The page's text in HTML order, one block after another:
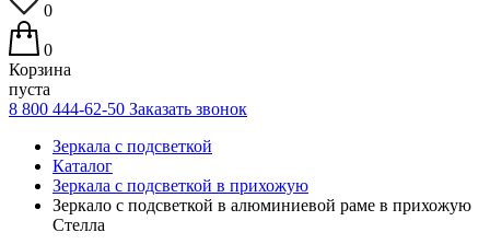
0
0
Корзина
пуста
8 800 444-62-50 Заказать звонок
Зеркала с подсветкой
Каталог
Зеркала с подсветкой в прихожую
Зеркало с подсветкой в алюминиевой раме в прихожую
Стелла